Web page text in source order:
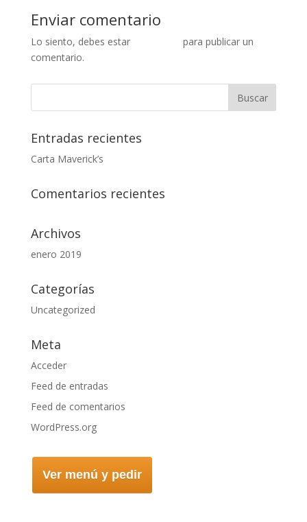
Enviar comentario
Lo siento, debes estar
para publicar un
comentario.
Entradas recientes
Carta Maverick’s
Comentarios recientes
Archivos
enero 2019
Categorías
Uncategorized
Meta
Acceder
Feed de entradas
Feed de comentarios
WordPress.org
Ver menú y pedir